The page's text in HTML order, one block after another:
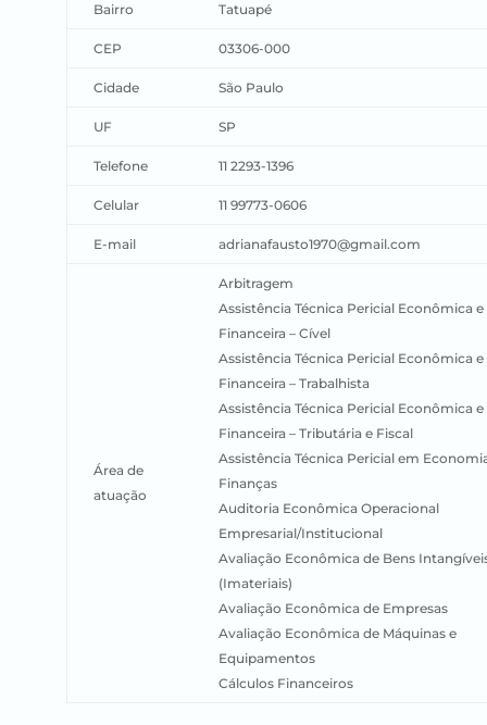
Bairro Tatuapé
CEP 03306-000
Cidade São Paulo
UF SP
Telefone 11 2293-1396
Celular 11 99773-0606
E-mail adrianafausto1970@gmail.com
Área de
atuação
Arbitragem
Assistência Técnica Pericial Econômica e
Financeira – Cível
Assistência Técnica Pericial Econômica e
Financeira – Trabalhista
Assistência Técnica Pericial Econômica e
Financeira – Tributária e Fiscal
Assistência Técnica Pericial em
Finanças
Auditoria Econômica Operacional
Empresarial/Institucional
Avaliação Econômica de Bens
(Imateriais)
Avaliação Econômica de Empresas
Avaliação Econômica de Máquinas e
Equipamentos
Cálculos Financeiros